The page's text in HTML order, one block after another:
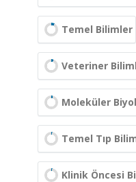
Temel Bilimler
Veteriner
Moleküler
Temel Tıp
Klinik Öncesi